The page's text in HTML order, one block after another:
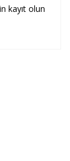
kayıt olun